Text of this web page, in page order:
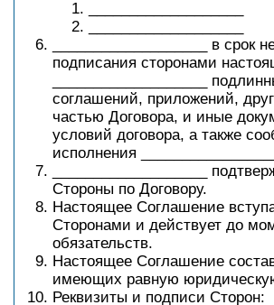
___________________ в срок
подписания сторонами
___________________
соглашений, приложений,
частью Договора, и иные
условий договора, а также
исполнения
___________________
Стороны по Договору.
Настоящее Соглашение
Сторонами и действует до
обязательств.
Настоящее Соглашение
имеющих равную
Реквизиты и подписи Сторон: